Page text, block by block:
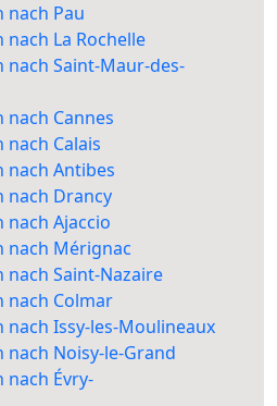
nach Pau
La Rochelle
nach Saint-Maur-des-
nach Cannes
Calais
nach Antibes
nach Drancy
nach Ajaccio
nach Mérignac
nach Saint-Nazaire
nach Colmar
nach Issy-les-Moulineaux
Noisy-le-Grand
nach Évry-